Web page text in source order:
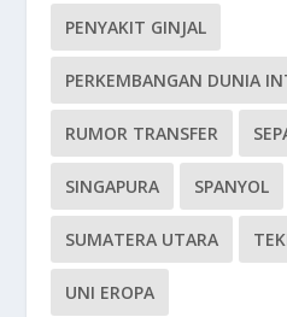
PENYAKIT GINJAL
PERKEMBANGAN DUNIA
RUMOR TRANSFER
SINGAPURA SPANYOL
SUMATERA UTARA
UNI EROPA